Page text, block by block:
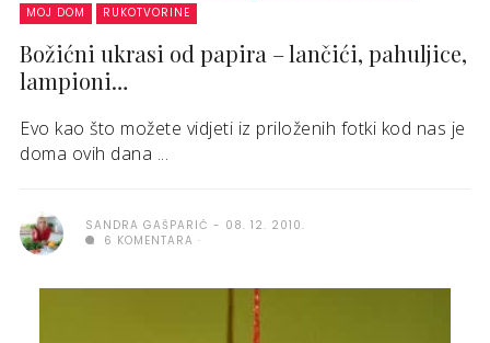
MOJ DOM
RUKOTVORINE
Božićni ukrasi od papira – lančići, pahuljice,
lampioni…
Evo kao što možete vidjeti iz priloženih fotki kod nas je
doma ovih dana ...
SANDRA GAŠPARIĆ
08. 12. 2010.
6 KOMENTARA